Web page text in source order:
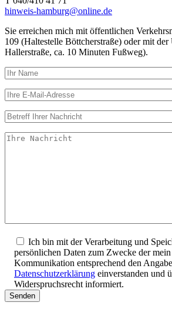
hinweis-hamburg@online.de
Sie erreichen mich mit öffentlichen
109 (Haltestelle Böttcherstraße) oder mit
Hallerstraße, ca. 10 Minuten Fußweg).
Ich bin mit der Verarbeitung und
persönlichen Daten zum Zwecke der
Kommunikation entsprechend den
Datenschutzerklärung einverstanden und
Widerspruchsrecht informiert.